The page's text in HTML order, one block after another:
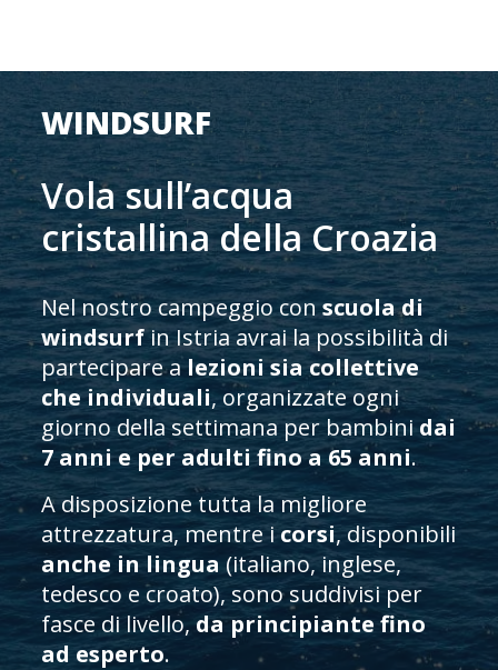
WINDSURF
Vola sull’acqua
cristallina della Croazia
Nel nostro campeggio conscuola di
windsurfin Istria avrai la possibilità di
partecipare alezioni sia collettive
che individuali, organizzate ogni
giorno della settimana per bambinidai
7 anni e per adulti fino a 65 anni.
A disposizione tutta la migliore
attrezzatura, mentre icorsi, disponibili
anche in lingua(italiano, inglese,
tedesco e croato), sono suddivisi per
fasce di livello,da principiante fino
ad esperto.